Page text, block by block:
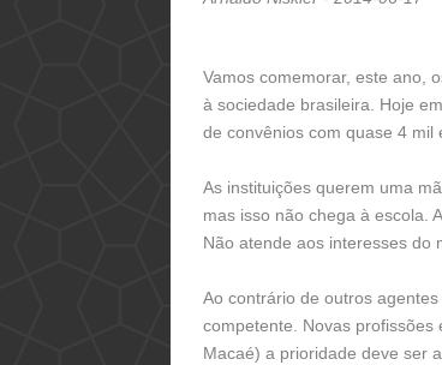
Vamos comemorar, este ano,
à sociedade brasileira. Hoje
de convênios com quase 4 mil
As instituições querem uma
mas isso não chega à escola.
Não atende aos interesses do
Ao contrário de outros
competente. Novas
Macaé) a prioridade deve ser